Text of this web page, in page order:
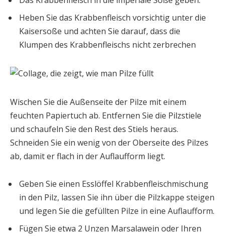
Heben Sie das Krabbenfleisch vorsichtig unter die
Kaisersoße und achten Sie darauf, dass die
Klumpen des Krabbenfleischs nicht zerbrechen
Wischen Sie die Außenseite der Pilze mit einem
feuchten Papiertuch ab. Entfernen Sie die Pilzstiele
und schaufeln Sie den Rest des Stiels heraus.
Schneiden Sie ein wenig von der Oberseite des Pilzes
ab, damit er flach in der Auflaufform liegt.
Geben Sie einen Esslöffel Krabbenfleischmischung
in den Pilz, lassen Sie ihn über die Pilzkappe steigen
und legen Sie die gefüllten Pilze in eine Auflaufform.
Fügen Sie etwa 2 Unzen Marsalawein oder Ihren